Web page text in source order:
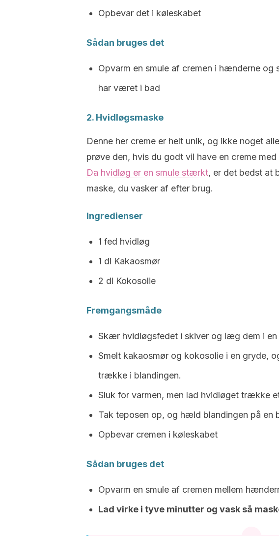
Opbevar det i køleskabet
Sådan bruges det
Opvarm en smule af cremen i hænderne og
har været i bad
2. Hvidløgsmaske
Denne her creme er helt unik, og ikke noget
prøve den, hvis du godt vil have en creme
Da hvidløg er en smule stærkt, er det bedst at
maske, du vasker af efter brug.
Ingredienser
1 fed hvidløg
1 dl Kakaosmør
2 dl Kokosolie
Fremgangsmåde
Skær hvidløgsfedet i skiver og læg dem i en
Smelt kakaosmør og kokosolie i en gryde,
trække i blandingen.
Sluk for varmen, men lad hvidløget trække
Tak teposen op, og hæld blandingen på en
Opbevar cremen i køleskabet
Sådan bruges det
Opvarm en smule af cremen mellem
Lad virke i tyve minutter og vask så